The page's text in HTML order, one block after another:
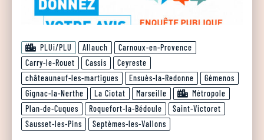
PLUi/PLU Allauch
Carnoux-en-Provence
Carry-le-Rouet
Cassis
Ceyreste
châteauneuf-les-martigues
Ensuès-la-Redonne
Gémenos
Gignac-la-Nerthe
La Ciotat Marseille
Métropole
Plan-de-Cuques
Roquefort-la-Bédoule
Saint-Victoret
Sausset-les-Pins
Septèmes-les-Vallons